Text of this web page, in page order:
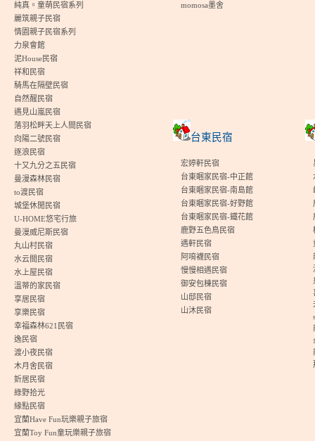
純真。童萌民宿系列
麗筑親子民宿
情園親子民宿系列
力泉會館
泥House民宿
祥和民宿
騎馬在隔壁民宿
自然醒民宿
遇見山嵐民宿
落羽松畔天上人間民宿
向陽二號民宿
逐浪民宿
十又九分之五民宿
曼漫森林民宿
to渡民宿
城堡休閒民宿
U-HOME悠宅行旅
曼漫威尼斯民宿
丸山村民宿
水云間民宿
水上屋民宿
溫蒂的家民宿
享居民宿
享樂民宿
幸福森林621民宿
逸民宿
渡小夜民宿
木月舍民宿
妡居民宿
綠野拾光
緣點民宿
宜蘭Have Fun玩樂親子旅宿
宜蘭Toy Fun童玩樂親子旅宿
momosa墨舍
台東民宿
宏婷軒民宿
台東睏家民宿-中正館
台東睏家民宿-南島館
台東睏家民宿-好野館
台東睏家民宿-鐵花館
鹿野五色鳥民宿
遇軒民宿
阿唷襪民宿
慢慢相遇民宿
御安包棟民宿
山邸民宿
山沐民宿